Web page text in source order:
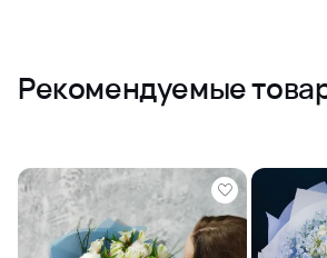
Рекомендуемые